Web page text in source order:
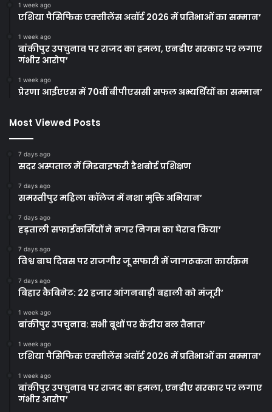
1 week ago
एशिया पैसिफिक एक्सीलेंस अवॉर्ड 2026 में प्रतिभाओं का सम्मान’
1 week ago
बांकीपुर उपचुनाव पर राजद का हमला, एनडीए सरकार पर लगाए
गंभीर आरोप’
1 week ago
प्रेरणा आईएएस में 70वीं बीपीएससी सफल अभ्यर्थियों का सम्मान’
Most Viewed Posts
7 days ago
सदर अस्पताल में मिडवाइफरी डैशबोर्ड प्रशिक्षण
7 days ago
समस्तीपुर महिला कॉलेज में नशा मुक्ति अभियान’
7 days ago
हड़ताली सफाईकर्मियों ने नगर निगम का घेराव किया’
7 days ago
विश्व बाघ दिवस पर राजगीर जू सफारी में जागरूकता कार्यक्रम
7 days ago
बिहार कैबिनेट: 22 हजार आंगनबाड़ी बहाली को मंजूरी’
1 week ago
बांकीपुर उपचुनाव: सभी बूथों पर केंद्रीय बल तैनात’
1 week ago
एशिया पैसिफिक एक्सीलेंस अवॉर्ड 2026 में प्रतिभाओं का सम्मान’
1 week ago
बांकीपुर उपचुनाव पर राजद का हमला, एनडीए सरकार पर लगाए
गंभीर आरोप’